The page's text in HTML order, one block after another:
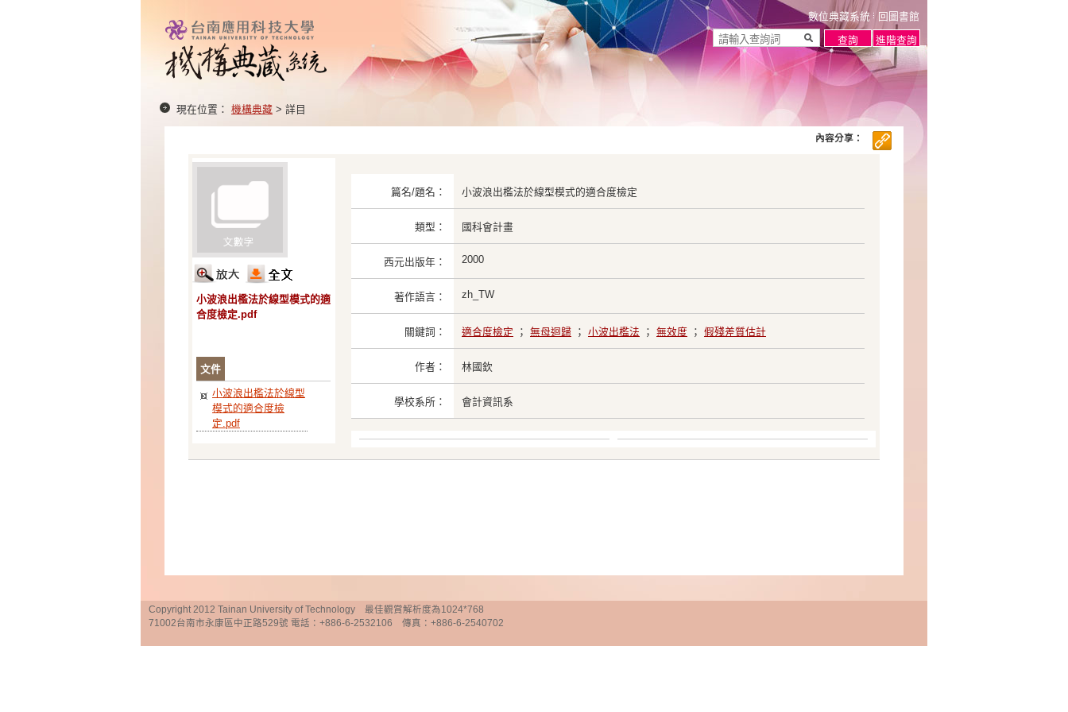
數位典藏系統 回圖書館
現在位置： 機構典藏 > 詳目
小波浪出檻法於線型模式的適
合度檢定.pdf
文件
小波浪出檻法於線型
模式的適合度檢
定.pdf
篇名/題名： 小波浪出檻法於線型模式的適合度檢定
類型： 國科會計畫
西元出版年： 2000
著作語言： zh_TW
關鍵詞： 適合度檢定 ； 無母迴歸 ； 小波出檻法 ； 無效度 ； 假殘差質估計
作者： 林國欽
學校系所： 會計資訊系
內容分享：
Copyright 2012 Tainan University of Technology 最佳觀賞解析度為1024*768
71002台南市永康區中正路529號 電話：+886-6-2532106 傳真：+886-6-2540702